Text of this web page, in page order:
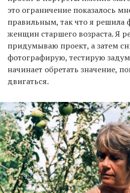
это ограничение показалось
правильным, так что я решила
женщин старшего возраста. Я
придумываю проект, а затем
фотографирую, тестирую
начинает обретать значение,
двигаться.